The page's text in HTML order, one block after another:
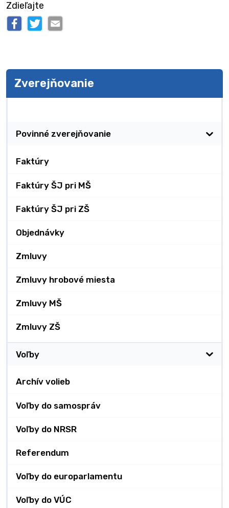
Zdieľajte
Zverejňovanie
Povinné zverejňovanie
Faktúry
Faktúry ŠJ pri MŠ
Faktúry ŠJ pri ZŠ
Objednávky
Zmluvy
Zmluvy hrobové miesta
Zmluvy MŠ
Zmluvy ZŠ
Voľby
Archív volieb
Voľby do samospráv
Voľby do NRSR
Referendum
Voľby do europarlamentu
Voľby do VÚC